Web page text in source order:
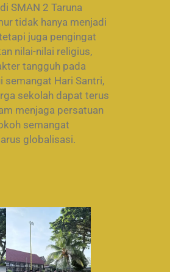
SMAN 2 Taruna
tidak hanya menjadi
juga pengingat
nilai-nilai religius,
tangguh pada
semangat Hari Santri,
sekolah dapat terus
menjaga persatuan
semangat
globalisasi.